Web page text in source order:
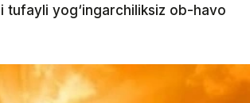
tufayli yog‘ingarchiliksiz ob-havo